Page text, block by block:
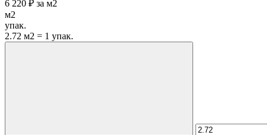
6 220 ₽ за м2
м2
упак.
2.72 м2 = 1 упак.